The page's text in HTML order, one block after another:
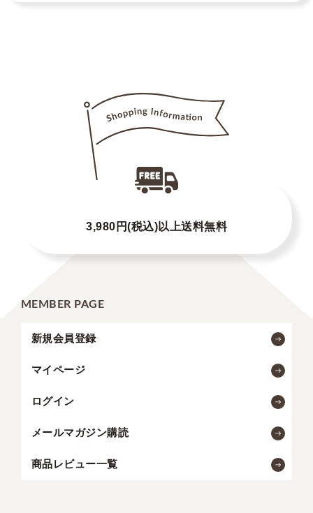
3,980円(税込)以上送料無料
MEMBER PAGE
新規会員登録
マイページ
ログイン
メールマガジン購読
商品レビュー一覧